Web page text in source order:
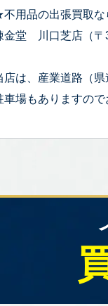
用品の出張買取な
金堂 川口芝店（〒
店は、産業道路（
車場もありますので